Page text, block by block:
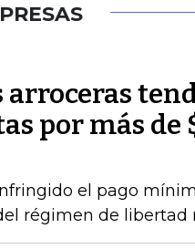
arroceras
por más de
el pago
régimen de libertad